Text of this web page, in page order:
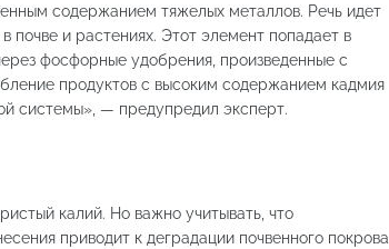
содержанием тяжелых металлов. Речь идет
почве и растениях. Этот элемент попадает в
фосфорные удобрения, произведенные с
продуктов с высоким содержанием кадмия
системы», — предупредил эксперт.
калий. Но важно учитывать, что
приводит к деградации почвенного покрова